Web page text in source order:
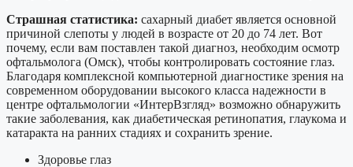
Страшная статистика: сахарный диабет является основной
причиной слепоты у людей в возрасте от 20 до 74 лет. Вот
почему, если вам поставлен такой диагноз, необходим осмотр
офтальмолога (Омск), чтобы контролировать состояние глаз.
Благодаря комплексной компьютерной диагностике зрения на
современном оборудовании высокого класса надежности в
центре офтальмологии «ИнтерВзгляд» возможно обнаружить
такие заболевания, как диабетическая ретинопатия, глаукома и
катаракта на ранних стадиях и сохранить зрение.
Здоровье глаз